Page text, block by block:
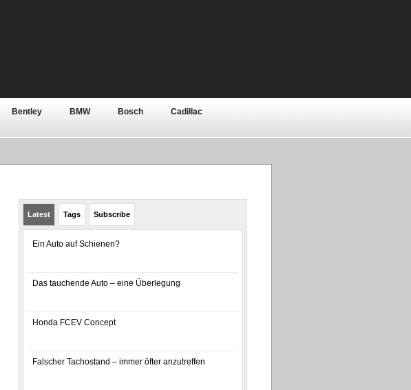
Bentley BMW Bosch Cadillac
Daihatsu Dodge Elektronik Ferrari
Renault Rolls-Royce
Latest Tags Subscribe
Ein Auto auf Schienen?
Das tauchende Auto – eine Überlegung
Honda FCEV Concept
Falscher Tachostand – immer öfter anzutreffen